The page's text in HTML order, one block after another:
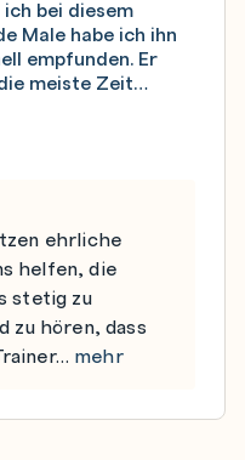
bei diesem
Male habe ich ihn
empfunden. Er
meiste Zeit…
ehrliche
helfen, die
stetig zu
zu hören, dass
mehr